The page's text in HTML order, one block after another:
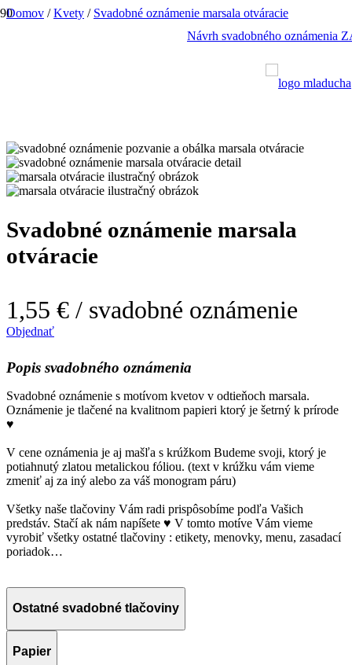
Návrh svadobného oznámenia
Domov / Kvety / Svadobné oznámenie marsala otváracie
Svadobné oznámenie marsala
otváracie
1,55 € / svadobné oznámenie
Objednať
Popis svadobného oznámenia
Svadobné oznámenie s motívom kvetov v odtieňoch marsala.
Oznámenie je tlačené na kvalitnom papieri ktorý je šetrný k prírode
♥
V cene oznámenia je aj mašľa s krúžkom Budeme svoji, ktorý je
potiahnutý zlatou metalickou fóliou. (text v krúžku vám vieme
zmeniť aj za iný alebo za váš monogram páru)
Všetky naše tlačoviny Vám radi prispôsobíme podľa Vašich
predstáv. Stačí ak nám napíšete ♥ V tomto motíve Vám vieme
vyrobiť všetky ostatné tlačoviny : etikety, menovky, menu, zasadací
poriadok…
Ostatné svadobné tlačoviny
Papier